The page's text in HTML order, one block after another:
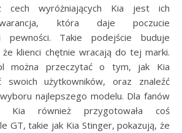
cech wyróżniających Kia jest ich
która daje poczucie
pewności. Takie podejście buduje
klienci chętnie wracają do tej marki.
można przeczytać o tym, jak Kia
swoich użytkowników, oraz znaleźć
najlepszego modelu. Dla fanów
Kia również przygotowała coś
GT, takie jak Kia Stinger, pokazują, że